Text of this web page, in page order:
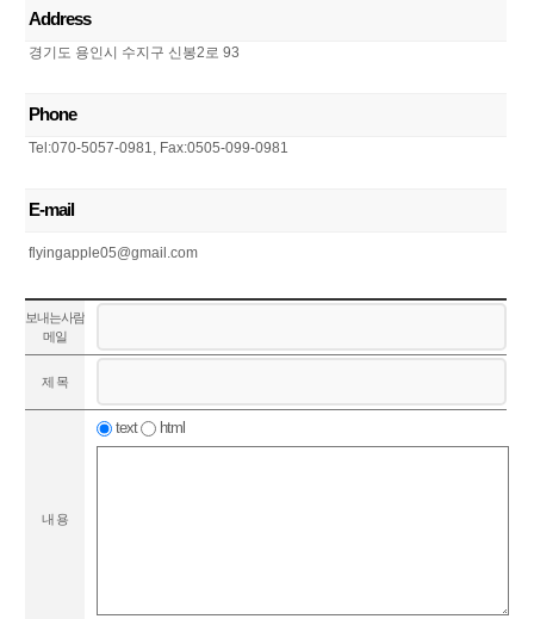
Address
경기도 용인시 수지구 신봉2로 93
Phone
Tel:070-5057-0981, Fax:0505-099-0981
E-mail
flyingapple05@gmail.com
보내는사람
메일
제 목
내 용
text html